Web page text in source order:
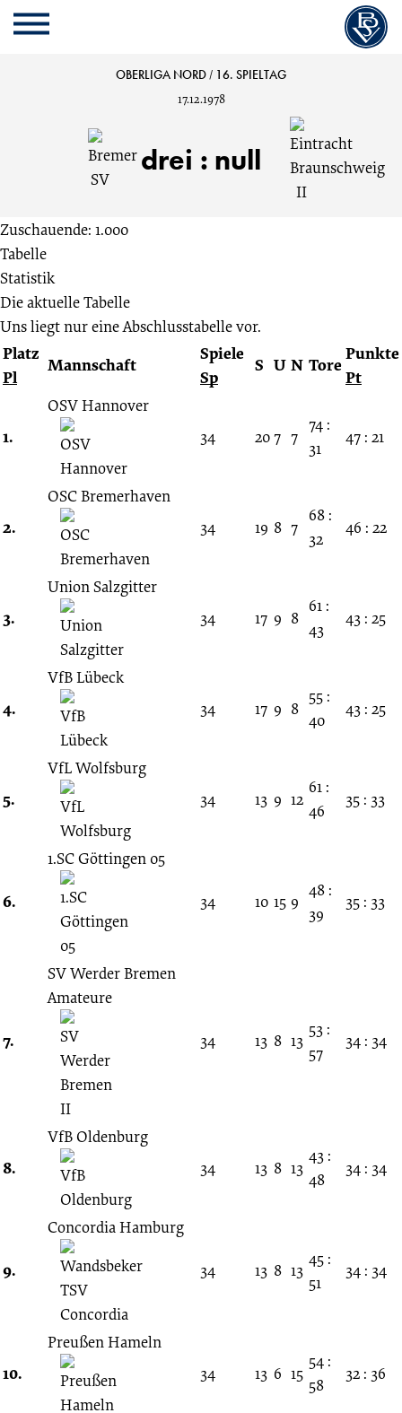
Cookie
Einstellungen
Zum
Inhalt
Cookie
Einstellungen
Kopfbereich
MENU
Eintracht
Braunschweig
II
3:0
Spieltag
17.12.1978
1978/1979
(Oberliga
Nord)
OBERLIGA NORD / 16. SPIELTAG
17.12.1978
drei : null
Zuschauende: 1.000
Tabelle
Statistik
Die aktuelle Tabelle
Uns liegt nur eine Abschlusstabelle vor.
Platz
Pl
Mannschaft
Spiele
Sp
S U N Tore
Punkte
Pt
1.
OSV Hannover
34
207 7
74 :
31
47 : 21
2.
OSC Bremerhaven
34
19 8 7
68 :
32
46 : 22
3.
Union Salzgitter
34
17 9 8
61 :
43
43 : 25
4.
VfB Lübeck
34
17 9 8
55 :
40
43 : 25
5.
VfL Wolfsburg
34
13 9 12
61 :
46
35 : 33
6.
1.SC Göttingen 05
34 10 15 9
48 :
39
35 : 33
7.
SV Werder Bremen
Amateure
34 13 8 13
53 :
57
34 : 34
8.
VfB Oldenburg
34
13 8 13
43 :
48
34 : 34
9.
Concordia Hamburg
34 13 8 13
45 :
51
34 : 34
10.
Preußen Hameln
34
13 6 15
54 :
58
32 : 36